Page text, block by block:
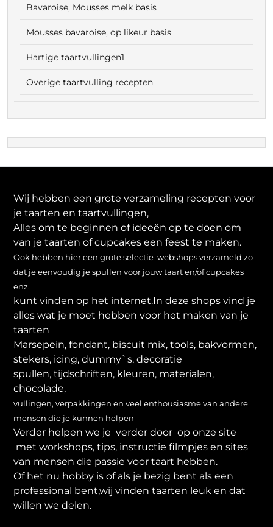
Bavaroise, Mousses melk basis
Mousses bavaroise, op likeur basis
Hartige taartvullingen1
Overige taartvulling recepten
Wij hebben een grote verzameling recepten voor
je taarten en taartvullingen,
Alles om te beginnen of ideeën op te doen om
van je taarten of cupcakes een feest te maken.
Ook hebben hier een grote selectie webshops verzameld zo
dat je eenvoudig je spullen voor jouw taart en/of cupcakes
enz.
kunt vinden op het internet.In deze shops vind je
alles wat je moet hebben voor het maken van je
taarten
Marsepein, fondant, biscuit mix, tools, bakvormen,
stekers, icing, dummy`s, decoratie
spullen, tijdschriften, kleuren, materialen,
chocolade,
vullingen, verpakkingen en veel enthousiasme van andere
mensen die je kunnen helpen
Verder helpen we je verder door op onze site
met workshops, tips, instructie filmpjes en sites
van mensen die passie voor taart hebben.
Of het nu hobby is of als je bezig bent als een
professional bent,wij vinden taarten leuk en dat
willen we delen.